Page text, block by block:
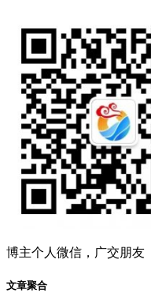
博主个人微信，广交朋友
文章聚合